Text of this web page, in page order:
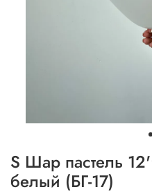
S Шар пастель
белый (БГ-17)